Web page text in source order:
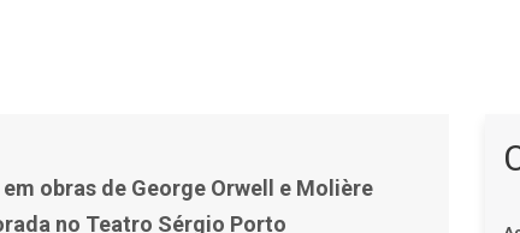
encerram temporada no Teatro Sérgio Porto
obras de George Orwell e Molière
no Teatro Sérgio Porto